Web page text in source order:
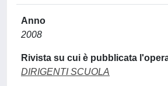
Anno
2008
Rivista su cui è pubblicata
DIRIGENTI SCUOLA